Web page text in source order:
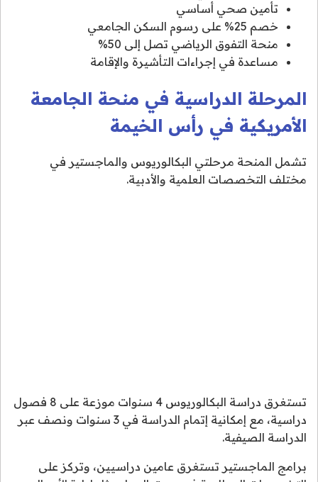
تأمين صحي أساسي
خصم 25% على رسوم السكن الجامعي
منحة التفوق الرياضي تصل إلى 50%
مساعدة في إجراءات التأشيرة والإقامة
المرحلة الدراسية في منحة الجامعة
الأمريكية في رأس الخيمة
تشمل المنحة مرحلتي البكالوريوس والماجستير في
مختلف التخصصات العلمية والأدبية.
تستغرق دراسة البكالوريوس 4 سنوات موزعة على 8 فصول
دراسية، مع إمكانية إتمام الدراسة في 3 سنوات ونصف عبر
الدراسة الصيفية.
برامج الماجستير تستغرق عامين دراسيين، وتركز على